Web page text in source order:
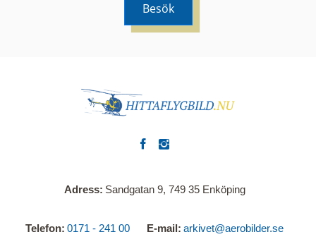
Besök
Adress Sandgatan 9, 749 35 Enköping
Telefon 0171 - 241 00 E-mail arkivet@aerobilder.se